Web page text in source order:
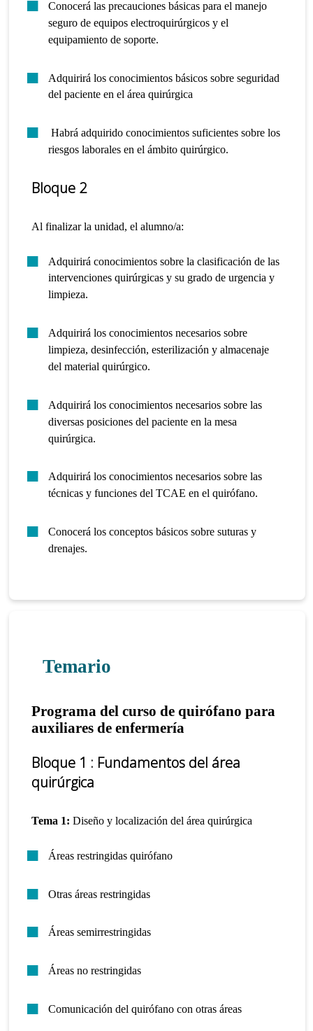
Conocerá las precauciones básicas para el manejo
seguro de equipos electroquirúrgicos y el
equipamiento de soporte.
Adquirirá los conocimientos básicos sobre seguridad
del paciente en el área quirúrgica
Habrá adquirido conocimientos suficientes sobre los
riesgos laborales en el ámbito quirúrgico.
Bloque 2
Al finalizar la unidad, el alumno/a:
Adquirirá conocimientos sobre la clasificación de las
intervenciones quirúrgicas y su grado de urgencia y
limpieza.
Adquirirá los conocimientos necesarios sobre
limpieza, desinfección, esterilización y almacenaje
del material quirúrgico.
Adquirirá los conocimientos necesarios sobre las
diversas posiciones del paciente en la mesa
quirúrgica.
Adquirirá los conocimientos necesarios sobre las
técnicas y funciones del TCAE en el quirófano.
Conocerá los conceptos básicos sobre suturas y
drenajes.
Temario
Programa del curso de quirófano para
auxiliares de enfermería
Bloque 1 : Fundamentos del área
quirúrgica
Tema 1: Diseño y localización del área quirúrgica
Áreas restringidas quirófano
Otras áreas restringidas
Áreas semirrestringidas
Áreas no restringidas
Comunicación del quirófano con otras áreas